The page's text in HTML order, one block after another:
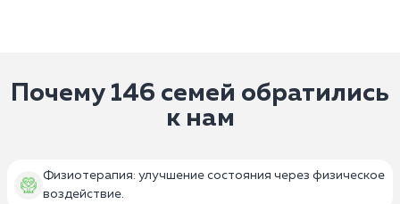
Почему 146 семей обратились
к нам
Физиотерапия: улучшение состояния через физическое
воздействие.